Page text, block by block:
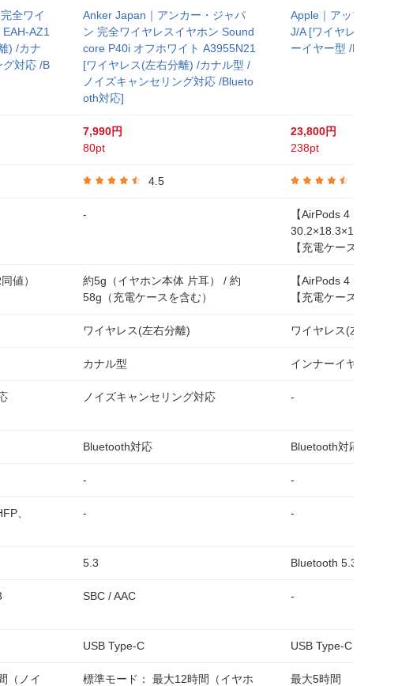
全ワイ
AZ1
) /カナ
グ対応 /B
同値）
、
（ノイ
Anker Japan｜アンカー・ジャパ
ン 完全ワイヤレスイヤホン Sound
core P40i オフホワイト A3955N21
[ワイヤレス(左右分離) /カナル型 /
ノイズキャンセリング対応 /Blueto
oth対応]
7,990円
80pt
4.5
-
約5g（イヤホン本体 片耳） / 約
58g（充電ケースを含む）
ワイヤレス(左右分離)
カナル型
ノイズキャンセリング対応
Bluetooth対応
-
-
5.3
SBC / AAC
USB Type-C
標準モード： 最大12時間（イヤホ
Apple｜アップル
J/A [ワイヤレス(左右
ーイヤー型 /
23,800円
238pt
【AirPods 4（左右各
30.2×18.3×18.1mm
【充電ケース】
【AirPods 4（左右
【充電ケース】32.3g
ワイヤレス(左右分離)
インナーイヤー型
-
Bluetooth対応
-
-
Bluetooth 5.3
-
USB Type-C
最大5時間